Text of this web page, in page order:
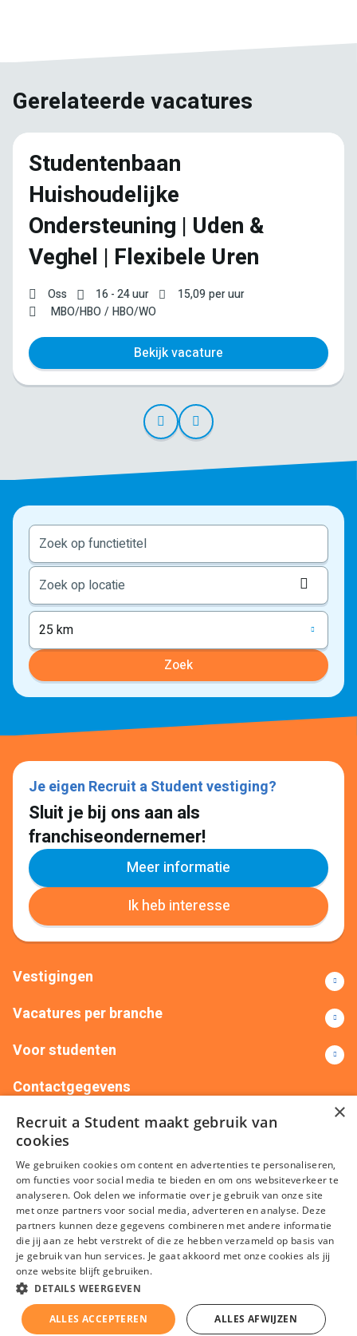
Gerelateerde vacatures
Studentenbaan
Huishoudelijke
Ondersteuning | Uden &
Veghel | Flexibele Uren
Oss 16 - 24 uur 15,09per uur
MBO/HBO
HBO/WO
Bekijk vacature
25 km
Zoek
Je eigen Recruit a Student vestiging?
Sluit je bij ons aan als
franchiseondernemer!
Meer informatie
Ik heb interesse
Vestigingen
Vacatures per branche
Voor studenten
Contactgegevens
+31(0)88 522 00 76
info@recruitastudent.nl
Alle vestigingen
Algemene voorwaarden
Sitemap
KvK nummer: 20092214 © Recruit a Student 2026
×
Recruit a Student maakt gebruik van
cookies
We gebruiken cookies om content en advertenties te personaliseren,
om functies voor social media te bieden en om ons websiteverkeer te
analyseren. Ook delen we informatie over je gebruik van onze site
met onze partners voor social media, adverteren en analyse. Deze
partners kunnen deze gegevens combineren met andere informatie
die jij aan ze hebt verstrekt of die ze hebben verzameld op basis van
je gebruik van hun services. Je gaat akkoord met onze cookies als jij
onze website blijft gebruiken.
DETAILS WEERGEVEN
ALLES ACCEPTEREN ALLES AFWIJZEN